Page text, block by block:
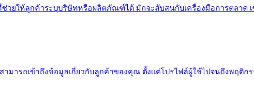
วยให้ลูกค้าระบุบริษัทหรือผลิตภัณฑ์ได้ มักจะสับสนกับเครื่องมือการตลาด
มารถเข้าถึงข้อมูลเกี่ยวกับลูกค้าของคุณ ตั้งแต่โปรไฟล์ผู้ใช้ไปจนถึงพฤติก